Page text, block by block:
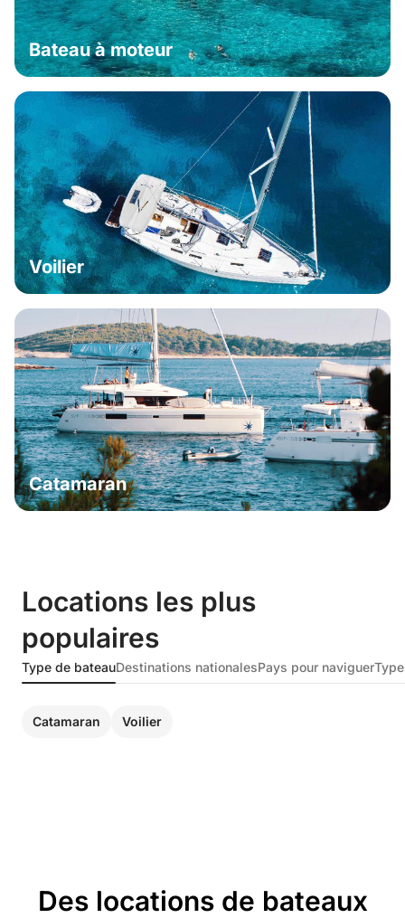
Bateau à moteur
Voilier
Catamaran
Locations les plus
populaires
Type de bateauDestinations nationalesPays pour naviguer
Catamaran Voilier
Des locations de bateaux